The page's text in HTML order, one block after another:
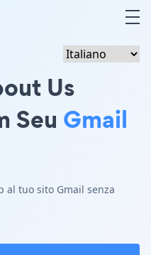
Us
Seu Gmail
al tuo sito Gmail senza